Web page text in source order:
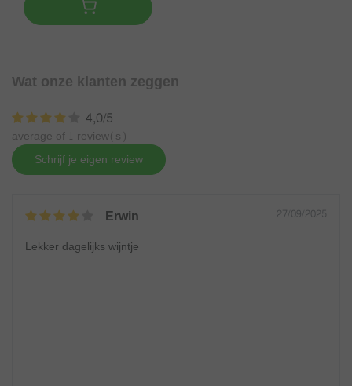
Wat onze klanten zeggen
4,0/5
average of 1 review(s)
Schrijf je eigen review
Erwin 27/09/2025
Lekker dagelijks wijntje